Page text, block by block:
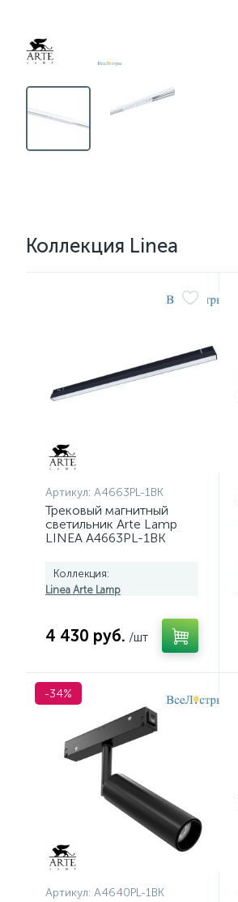
Коллекция Linea
Артикул: A4663PL-1BK
Трековый магнитный
светильник Arte Lamp
LINEA A4663PL-1BK
Коллекция:
Linea Arte Lamp
4 430 руб. /шт
-34%
Артикул: A4640PL-1BK